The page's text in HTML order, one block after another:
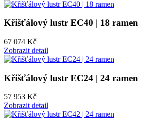
Křišťálový lustr EC40 | 18 ramen
67 074 Kč
Zobrazit detail
Křišťálový lustr EC24 | 24 ramen
57 953 Kč
Zobrazit detail